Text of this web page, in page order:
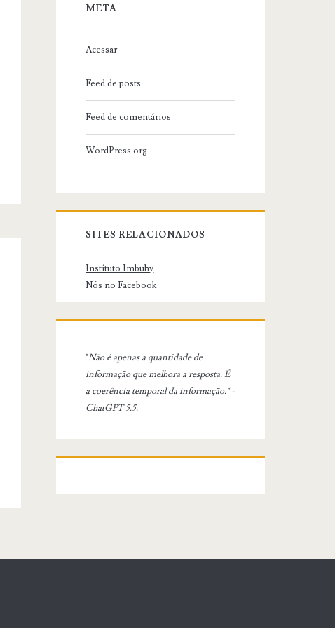
META
Acessar
Feed de posts
Feed de comentários
WordPress.org
SITES RELACIONADOS
Instituto Imbuhy
Nós no Facebook
"Não é apenas a quantidade de
informação que melhora a resposta. É
a coerência temporal da informação." -
ChatGPT 5.5.